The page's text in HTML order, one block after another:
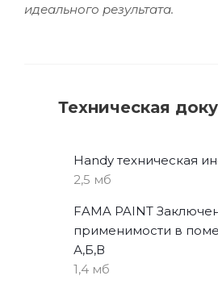
идеального результата.
Техническая
Handy техническая
2,5 мб
FAMA PAINT
применимости в
А,Б,В
1,4 мб